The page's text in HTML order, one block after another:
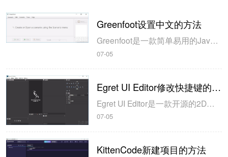
Greenfoot设置中文的方法
Greenfoot是一款简单易用的Java开发环境，该软件界面清爽简约，既可以作为一个开发框使用，也能够作为集成开发环境使用，操作起来十分简单。这款软件支持多种语言，但是默认的语言是英文，因此将该软件下载到电脑上的时候，会发现软件的界面语言是英文版本的，这对于英语基础较差的朋友来说，使用这款软件就会...
07-05
Egret UI Editor修改快捷键的方法
Egret UI Editor是一款开源的2D游戏开发代码编辑软件，其主要功能是针对Egret项目中的Exml皮肤文件进行可视化编辑，功能十分强大。我们在使用这款软件的过程中，可以将一些常用操作设置快捷键，这样就可以简化编程，从而提高代码编辑的工作效率。但是这款软件在日常生活中使用得不多，并且专业性...
07-05
KittenCode新建项目的方法